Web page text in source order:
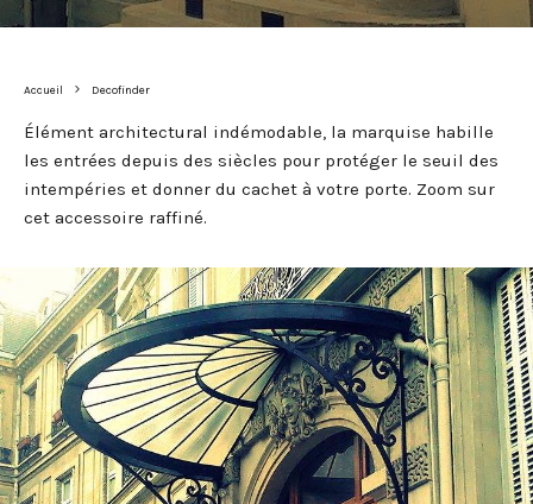
Accueil Decofinder
Élément architectural indémodable, la marquise habille
les entrées depuis des siècles pour protéger le seuil des
intempéries et donner du cachet à votre porte. Zoom sur
cet accessoire raffiné.